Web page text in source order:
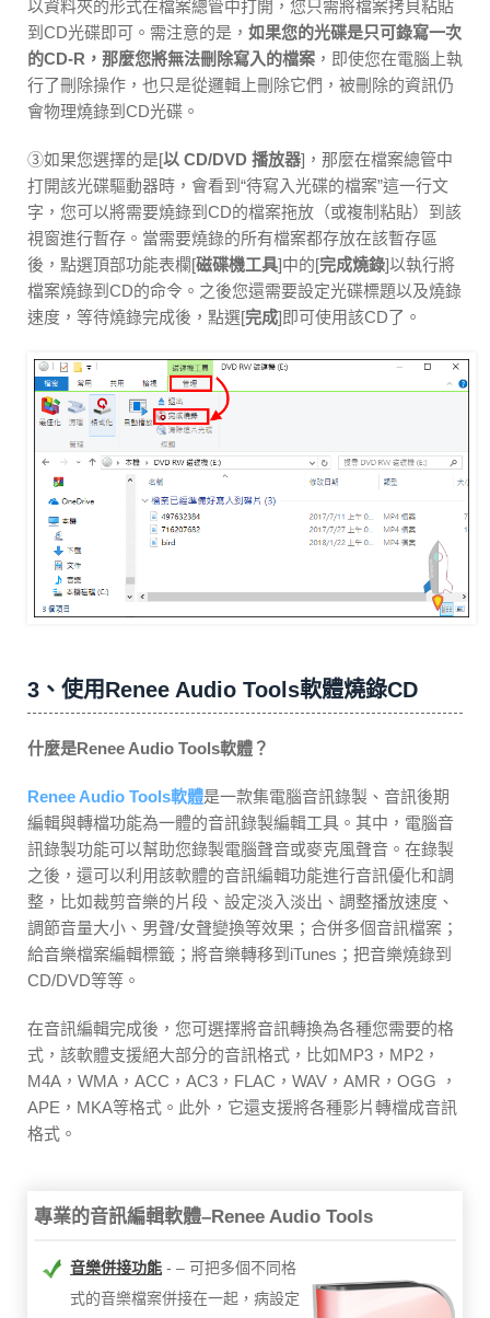
以資料夾的形式在檔案總管中打開，您只需將檔案拷貝粘貼
到CD光碟即可。需注意的是， 如果您的光碟是只可錄寫一次
的CD-R，那麼您將無法刪除寫入的檔案 ，即使您在電腦上執
行了刪除操作，也只是從邏輯上刪除它們，被刪除的資訊仍
會物理燒錄到CD光碟。
③如果您選擇的是[以 CD/DVD 播放器]，那麼在檔案總管中
打開該光碟驅動器時，會看到“待寫入光碟的檔案”這一行文
字，您可以將需要燒錄到CD的檔案拖放（或複制粘貼）到該
視窗進行暫存。當需要燒錄的所有檔案都存放在該暫存區
後，點選頂部功能表欄[磁碟機工具]中的[完成燒錄]以執行將
檔案燒錄到CD的命令。之後您還需要設定光碟標題以及燒錄
速度，等待燒錄完成後，點選[完成]即可使用該CD了。
3、使用Renee Audio Tools軟體燒錄CD
什麼是Renee Audio Tools軟體？
Renee Audio Tools軟體是一款集電腦音訊錄製、音訊後期
編輯與轉檔功能為一體的音訊錄製編輯工具。其中，電腦音
訊錄製功能可以幫助您錄製電腦聲音或麥克風聲音。在錄製
之後，還可以利用該軟體的音訊編輯功能進行音訊優化和調
整，比如裁剪音樂的片段、設定淡入淡出、調整播放速度、
調節音量大小、男聲/女聲變換等效果；合併多個音訊檔案；
給音樂檔案編輯標籤；將音樂轉移到iTunes；把音樂燒錄到
CD/DVD等等。
在音訊編輯完成後，您可選擇將音訊轉換為各種您需要的格
式，該軟體支援絕大部分的音訊格式，比如MP3，MP2，
M4A，WMA，ACC，AC3，FLAC，WAV，AMR，OGG ，
APE，MKA等格式。此外，它還支援將各種影片轉檔成音訊
格式。
專業的音訊編輯軟體–Renee Audio Tools
音樂併接功能
– 可把多個不同格
式的音樂檔案併接在一起，病設定